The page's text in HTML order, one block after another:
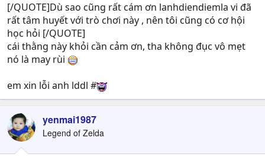
[/QUOTE]Dù sao cũng rất cám ơn lanhdiendiemla vi đã
rất tâm huyết với trò chơi này , nên tôi cũng có cơ hội
học hỏi [/QUOTE]
cái thằng này khỏi cần cảm ơn, tha không đục vô mẹt
nó là may rùi
em xin lỗi anh lddl #
yenmai1987
Legend of Zelda